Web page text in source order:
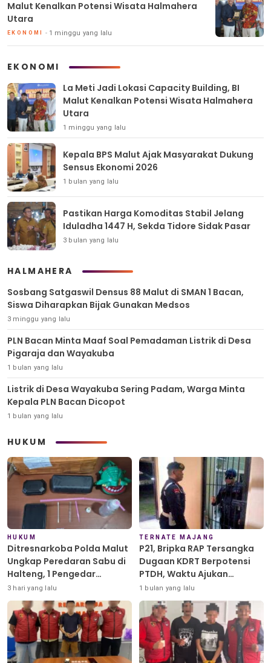
Malut Kenalkan Potensi Wisata Halmahera
Utara
EKONOMI 1 minggu yang lalu
EKONOMI
La Meti Jadi Lokasi Capacity Building, BI
Malut Kenalkan Potensi Wisata Halmahera
Utara
1 minggu yang lalu
Kepala BPS Malut Ajak Masyarakat Dukung
Sensus Ekonomi 2026
1 bulan yang lalu
Pastikan Harga Komoditas Stabil Jelang
Iduladha 1447 H, Sekda Tidore Sidak Pasar
3 bulan yang lalu
HALMAHERA
Sosbang Satgaswil Densus 88 Malut di SMAN 1 Bacan,
Siswa Diharapkan Bijak Gunakan Medsos
3 minggu yang lalu
PLN Bacan Minta Maaf Soal Pemadaman Listrik di Desa
Pigaraja dan Wayakuba
1 bulan yang lalu
Listrik di Desa Wayakuba Sering Padam, Warga Minta
Kepala PLN Bacan Dicopot
1 bulan yang lalu
HUKUM
HUKUM
Ditresnarkoba Polda Malut
Ungkap Peredaran Sabu di
Halteng, 1 Pengedar
Diamankan
3 hari yang lalu
TERNATE MAJANG
P21, Bripka RAP Tersangka
Dugaan KDRT Berpotensi
PTDH, Waktu Ajukan
Banding Habis
1 bulan yang lalu